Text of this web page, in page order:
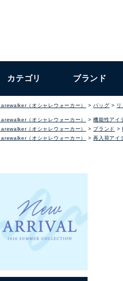
カテゴリ ブランド
（オシャレウォーカー） バッグ
（オシャレウォーカー） 機能性アイ
（オシャレウォーカー）
ブランド
（オシャレウォーカー）
再入荷アイ